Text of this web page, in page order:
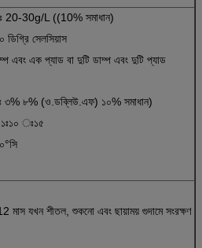
20-30g/L ((10% সমাধান)
ডিগ্রি সেলসিয়াস
এবং এক প্যাড বা দুটি ডাম্প এবং দুটি প্যাড
৩% ৮% (ও.ডব্লিউ.এফ) ১০% সমাধান)
১ঃ১০ ঃ১৫
মাস যখন শীতল, শুকনো এবং ছায়াময় গুদামে সংরক্ষণ